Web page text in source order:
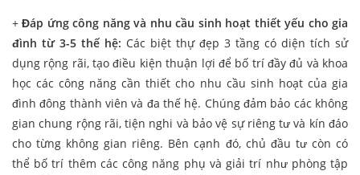
+Đáp ứng công năng và nhu cầu sinh hoạt thiết yếu cho gia
đình từ 3-5 thế hệ: Các biệt thự đẹp 3 tầng có diện tích sử
dụng rộng rãi, tạo điều kiện thuận lợi để bố trí đầy đủ và khoa
học các công năng cần thiết cho nhu cầu sinh hoạt của gia
đình đông thành viên và đa thế hệ. Chúng đảm bảo các không
gian chung rộng rãi, tiện nghi và bảo vệ sự riêng tư và kín đáo
cho từng không gian riêng. Bên cạnh đó, chủ đầu tư còn có
thể bố trí thêm các công năng phụ và giải trí như phòng tập